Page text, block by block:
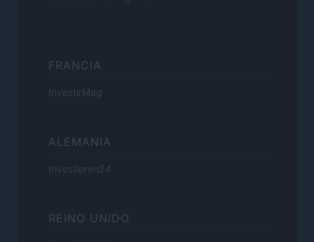
FRANCIA
InvestirMag
ALEMANIA
Investieren24
REINO UNIDO